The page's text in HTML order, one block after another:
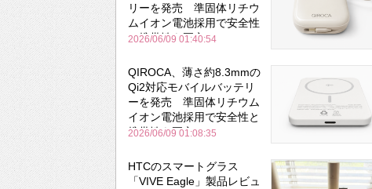
リーを発売 準固体リチウ
ムイオン電池採用で安全性
と携帯性を両立
2026/06/09 01:40:54
QIROCA、薄さ約8.3mmの
Qi2対応モバイルバッテリ
ーを発売 準固体リチウム
イオン電池採用で安全性と
携帯性を両立
2026/06/09 01:08:35
HTCのスマートグラス
「VIVE Eagle」製品レビュ